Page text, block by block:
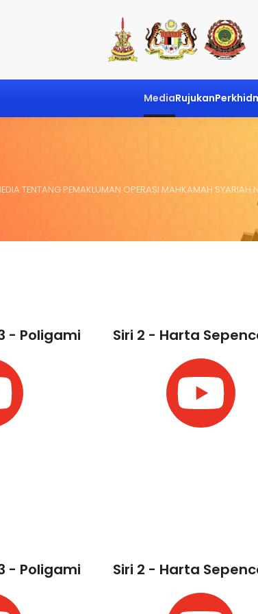
Rujukan
Media
TENTANG PEMAKLUMAN OPERASI MAHKAMAH SYARIAH
Siri 2 - Harta
- Poligami
Siri 2 - Harta
- Poligami